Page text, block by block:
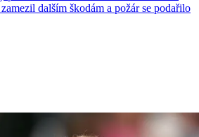
dalším škodám a požár se podařilo